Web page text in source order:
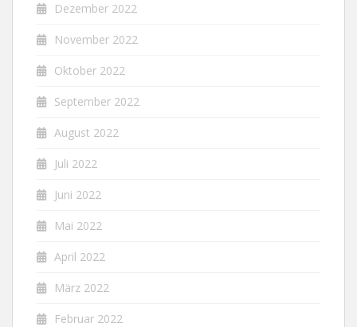
Dezember 2022
November 2022
Oktober 2022
September 2022
August 2022
Juli 2022
Juni 2022
Mai 2022
April 2022
März 2022
Februar 2022